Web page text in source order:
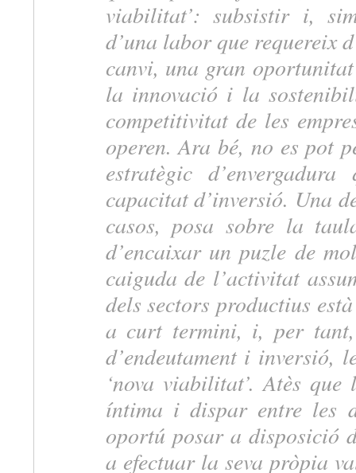
viabilitat’: subsistir i,
d’una labor que requereix
canvi, una gran
la innovació i la
competitivitat de les
operen. Ara bé, no es pot
estratègic
capacitat d’inversió. Una
casos, posa sobre la
d’encaixar un puzle de
caiguda de l’activitat
dels sectors productius
a curt termini, i, per tant,
d’endeutament i inversió,
‘nova viabilitat’. Atès
íntima i dispar entre les
oportú posar a disposició
a efectuar la seva pròpia